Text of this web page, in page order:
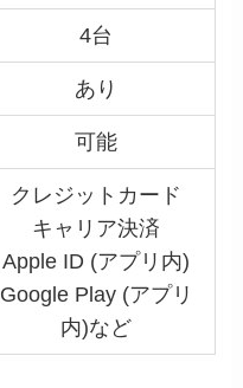
4台
あり
可能
クレジットカード
キャリア決済
Apple ID (アプリ内)
Google Play (アプリ
内)など